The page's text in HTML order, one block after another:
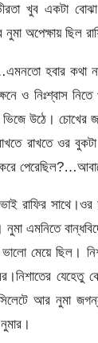
খুব একটা
অপেক্ষায় ছিল
হবার কথা
ও নিঃশ্বাস
উঠে। চোখের
রাখতে ওর
রাফির
এমনিতে
ভালো মেয়ে
আর নুমা